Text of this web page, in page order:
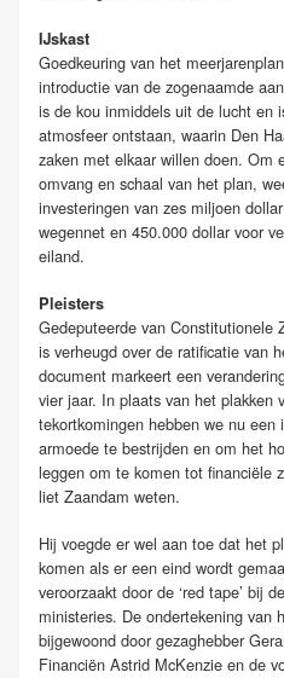
IJskast
Goedkeuring van het
introductie van de zogenaamde
is de kou inmiddels uit de lucht en
atmosfeer ontstaan, waarin Den
zaken met elkaar willen doen. Om
omvang en schaal van het plan,
investeringen van zes miljoen
wegennet en 450.000 dollar voor
eiland.
Pleisters
Gedeputeerde van Constitutionele
is verheugd over de ratificatie van
document markeert een
vier jaar. In plaats van het plakken
tekortkomingen hebben we nu een
armoede te bestrijden en om het
leggen om te komen tot financiële
liet Zaandam weten.
Hij voegde er wel aan toe dat het
komen als er een eind wordt
veroorzaakt door de ‘red tape’ bij
ministeries. De ondertekening van
bijgewoond door gezaghebber
Financiën Astrid McKenzie en de